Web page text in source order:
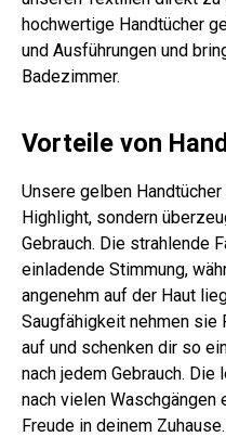
hochwertige Handtücher
und Ausführungen und
Badezimmer.
Vorteile von
Unsere gelben
Highlight, sondern
Gebrauch. Die strahlende
einladende Stimmung,
angenehm auf der Haut
Saugfähigkeit nehmen
auf und schenken dir so
nach jedem Gebrauch.
nach vielen
Freude in deinem